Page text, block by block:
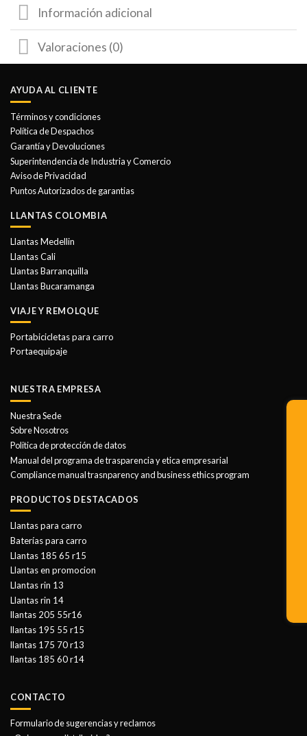
Información adicional
Valoraciones (0)
AYUDA AL CLIENTE
Términos y condiciones
Política de Despachos
Garantía y Devoluciones
Superintendencia de Industria y Comercio
Aviso de Privacidad
Puntos Autorizados de garantias
LLANTAS COLOMBIA
Llantas Medellin
Llantas Cali
Llantas Barranquilla
Llantas Bucaramanga
VIAJE Y REMOLQUE
Portabicicletas para carro
Portaequipaje
NUESTRA EMPRESA
Nuestra Sede
Sobre Nosotros
Politica de protección de datos
Manual del programa de trasparencia y etica empresarial
Compliance manual trasnparency and business ethics program
PRODUCTOS DESTACADOS
Llantas para carro
Baterías para carro
Llantas 185 65 r15
Llantas en promocion
Llantas rin 13
Llantas rin 14
llantas 205 55r16
llantas 195 55 r15
llantas 175 70 r13
llantas 185 60 r14
CONTACTO
Formulario de sugerencias y reclamos